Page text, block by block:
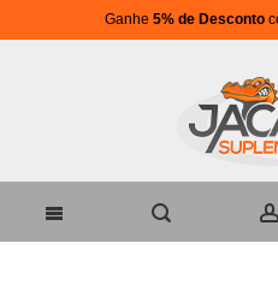
Ganhe 5% de Desconto